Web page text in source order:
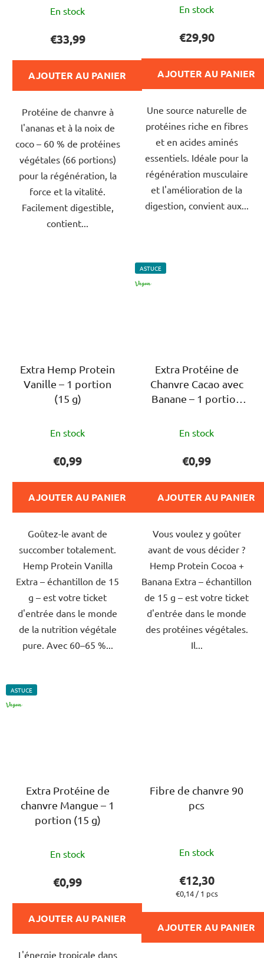
moyenne
du
produit
de
sur
5
étoiles.
En stock
€33,99
AJOUTER AU PANIER
Protéine de chanvre à
l'ananas et à la noix de
coco – 60 % de protéines
végétales (66 portions)
pour la régénération, la
force et la vitalité.
Facilement digestible,
contient...
moyenne
du
produit
de
sur
5
étoiles.
En stock
€29,90
AJOUTER AU PANIER
Une source naturelle de
protéines riche en fibres
et en acides aminés
essentiels. Idéale pour la
régénération musculaire
et l'amélioration de la
digestion, convient aux...
Extra Hemp Protein
Vanille – 1 portion
(15 g)
moyenne
produit
est
de
sur
5
étoiles.
En stock
€0,99
AJOUTER AU PANIER
Goûtez-le avant de
succomber totalement.
Hemp Protein Vanilla
Extra – échantillon de 15
g – est votre ticket
d'entrée dans le monde
de la nutrition végétale
pure. Avec 60–65 %...
ASTUCE
VÉGAN
Extra Protéine de
Chanvre Cacao avec
Banane – 1 portion
moyenne
produit
est
de
sur
5
étoiles.
En stock
€0,99
AJOUTER AU PANIER
Vous voulez y goûter
avant de vous décider ?
Hemp Protein Cocoa +
Banana Extra – échantillon
de 15 g – est votre ticket
d'entrée dans le monde
des protéines végétales.
Il...
ASTUCE
VÉGAN
Extra Protéine de
chanvre Mangue – 1
portion (15 g)
moyenne
du
produit
de
sur
En stock
€0,99
AJOUTER AU PANIER
L'énergie tropicale dans
Fibre de chanvre 90
pcs
moyenne
du
produit
de
En stock
€12,30
Prix
la
mesure:
€0,14 / 1 pcs
AJOUTER AU PANIER